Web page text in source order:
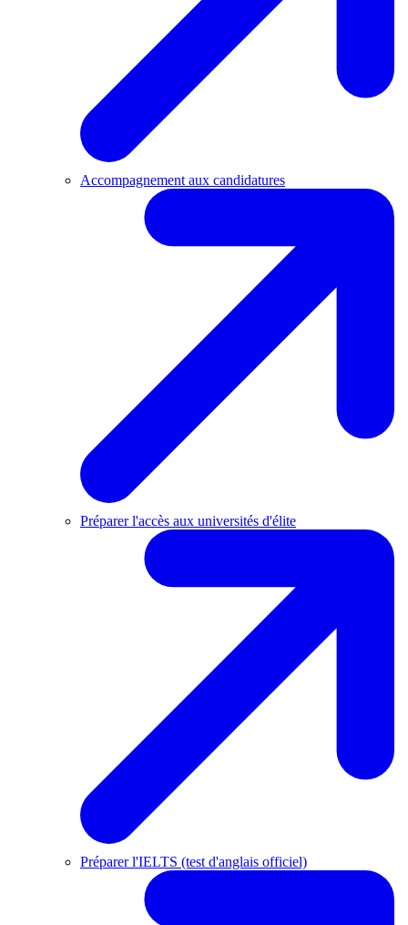
Accompagnement aux candidatures
Préparer l'accès aux universités d'élite
Préparer l'IELTS (test d'anglais officiel)